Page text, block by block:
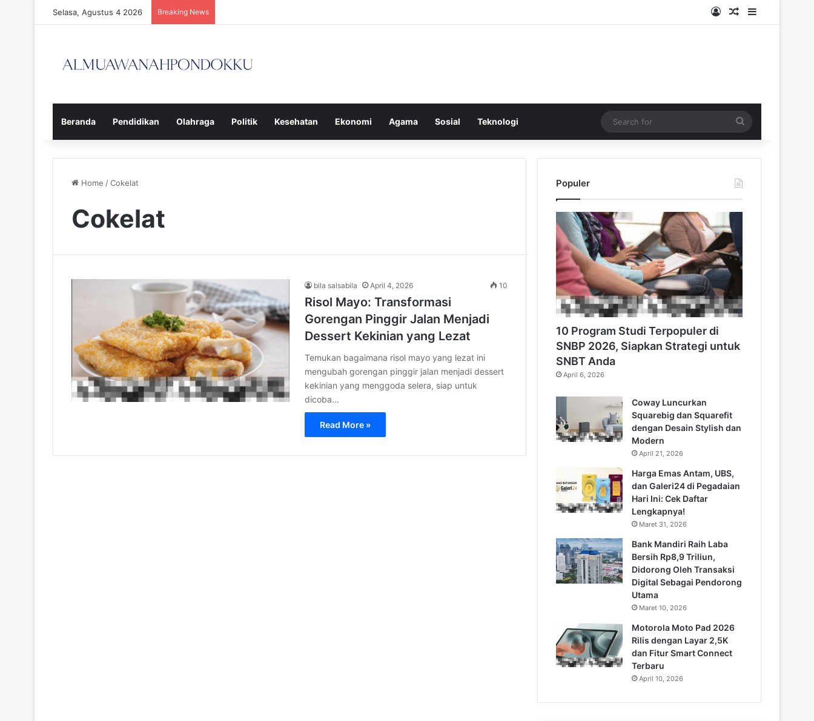
Selasa, Agustus 4 2026 Breaking News Log InRandom Article
Sidebar
Beranda Pendidikan Olahraga Politik Kesehatan Ekonomi Agama Sosial Teknologi
for
Home /Cokelat
Cokelat
bila salsabila April 4, 2026 10
Risol Mayo: Transformasi
Gorengan Pinggir Jalan Menjadi
Dessert Kekinian yang Lezat
Temukan bagaimana risol mayo yang lezat ini
mengubah gorengan pinggir jalan menjadi dessert
kekinian yang menggoda selera, siap untuk
dicoba…
Read More »
Populer
10 Program Studi Terpopuler di
SNBP 2026, Siapkan Strategi untuk
SNBT Anda
April 6, 2026
Coway Luncurkan
Squarebig dan Squarefit
dengan Desain Stylish dan
Modern
April 21, 2026
Harga Emas Antam, UBS,
dan Galeri24 di Pegadaian
Hari Ini: Cek Daftar
Lengkapnya!
Maret 31, 2026
Bank Mandiri Raih Laba
Bersih Rp8,9 Triliun,
Didorong Oleh Transaksi
Digital Sebagai Pendorong
Utama
Maret 10, 2026
Motorola Moto Pad 2026
Rilis dengan Layar 2,5K
dan Fitur Smart Connect
Terbaru
April 10, 2026